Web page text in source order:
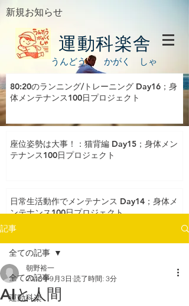
新規お知らせ
運動科楽舎
うんどう かがく しゃ
80:20のランニング/トレーニング Day16；身
体メンテナンス100日プロジェクト
座位姿勢は大事！：猫背編 Day15；身体メン
テナンス100日プロジェクト
日常生活動作でメンテナンス Day14；身体メ
ンテナンス100日プロジェクト
記事
全ての記事
運動科楽
全ての記事
AIと人間
朝野裕一
2018年9月3日 読了時間: 3分